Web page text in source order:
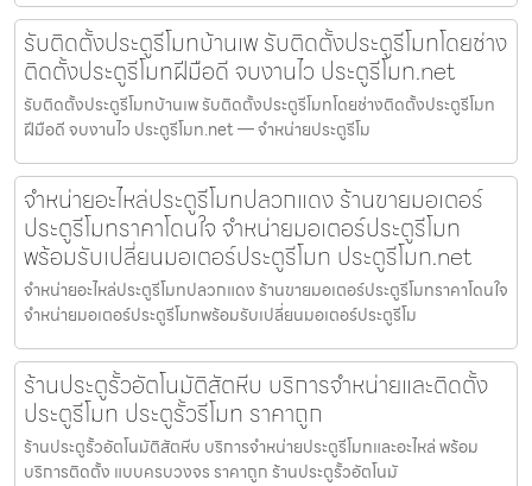
รับติดตั้งประตูรีโมทบ้านเพ รับติดตั้งประตูรีโมทโดยช่าง
ติดตั้งประตูรีโมทฝีมือดี จบงานไว ประตูรีโมท.net
รับติดตั้งประตูรีโมทบ้านเพ รับติดตั้งประตูรีโมทโดยช่างติดตั้งประตูรีโมท
ฝีมือดี จบงานไว ประตูรีโมท.net — จำหน่ายประตูรีโม
จำหน่ายอะไหล่ประตูรีโมทปลวกแดง ร้านขายมอเตอร์
ประตูรีโมทราคาโดนใจ จำหน่ายมอเตอร์ประตูรีโมท
พร้อมรับเปลี่ยนมอเตอร์ประตูรีโมท ประตูรีโมท.net
จำหน่ายอะไหล่ประตูรีโมทปลวกแดง ร้านขายมอเตอร์ประตูรีโมทราคาโดนใจ
จำหน่ายมอเตอร์ประตูรีโมทพร้อมรับเปลี่ยนมอเตอร์ประตูรีโม
ร้านประตูรั้วอัตโนมัติสัตหีบ บริการจำหน่ายและติดตั้ง
ประตูรีโมท ประตูรั้วรีโมท ราคาถูก
ร้านประตูรั้วอัตโนมัติสัตหีบ บริการจำหน่ายประตูรีโมทและอะไหล่ พร้อม
บริการติดตั้ง แบบครบวงจร ราคาถูก ร้านประตูรั้วอัตโนมั